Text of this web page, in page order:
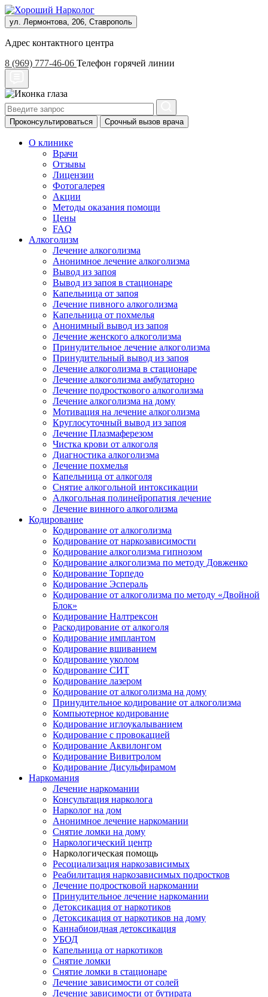
ул. Лермонтова, 206, Ставрополь
Адрес контактного центра
8 (969) 777-46-06 Телефон горячей линии
Проконсультироваться Срочный вызов врача
О клинике
Врачи
Отзывы
Лицензии
Фотогалерея
Акции
Методы оказания помощи
Цены
FAQ
Алкоголизм
Лечение алкоголизма
Анонимное лечение алкоголизма
Вывод из запоя
Вывод из запоя в стационаре
Капельница от запоя
Лечение пивного алкоголизма
Капельница от похмелья
Анонимный вывод из запоя
Лечение женского алкоголизма
Принудительное лечение алкоголизма
Принудительный вывод из запоя
Лечение алкоголизма в стационаре
Лечение алкоголизма амбулаторно
Лечение подросткового алкоголизма
Лечение алкоголизма на дому
Мотивация на лечение алкоголизма
Круглосуточный вывод из запоя
Лечение Плазмаферезом
Чистка крови от алкоголя
Диагностика алкоголизма
Лечение похмелья
Капельница от алкоголя
Снятие алкогольной интоксикации
Алкогольная полинейропатия лечение
Лечение винного алкоголизма
Кодирование
Кодирование от алкоголизма
Кодирование от наркозависимости
Кодирование алкоголизма гипнозом
Кодирование алкоголизма по методу Довженко
Кодирование Торпедо
Кодирование Эспераль
Кодирование от алкоголизма по методу «Двойной
Блок»
Кодирование Налтрексон
Раскодирование от алкоголя
Кодирование имплантом
Кодирование вшиванием
Кодирование уколом
Кодирование СИТ
Кодирование лазером
Кодирование от алкоголизма на дому
Принудительное кодирование от алкоголизма
Компьютерное кодирование
Кодирование иглоукалыванием
Кодирование с провокацией
Кодирование Аквилонгом
Кодирование Вивитролом
Кодирование Дисульфирамом
Наркомания
Лечение наркомании
Консультация нарколога
Нарколог на дом
Анонимное лечение наркомании
Снятие ломки на дому
Наркологический центр
Наркологическая помощь
Ресоциализация наркозависимых
Реабилитация наркозависимых подростков
Лечение подростковой наркомании
Принудительное лечение наркомании
Детоксикация от наркотиков
Детоксикация от наркотиков на дому
Каннабиоидная детоксикация
УБОД
Капельница от наркотиков
Снятие ломки
Снятие ломки в стационаре
Лечение зависимости от солей
Лечение зависимости от бутирата